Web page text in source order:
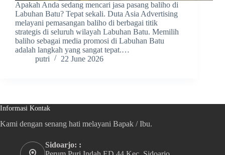
Apakah Anda sedang mencari jasa pasang baliho di
Labuhan Batu? Tepat sekali. Duta Asia Advertising
melayani pemasangan baliho di berbagai titik
strategis di seluruh wilayah Labuhan Batu. Memilih
baliho sebagai media promosi di Labuhan Batu
adalah langkah yang sangat tepat.…
putri
22 June 2026
Informasi Kontak
Kami dengan senang hati melayani Bapak / Ibu.
Sidoarjo: :